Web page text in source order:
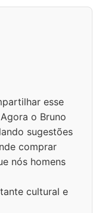
esse
o Bruno
sugestões
comprar
nós homens
cultural e